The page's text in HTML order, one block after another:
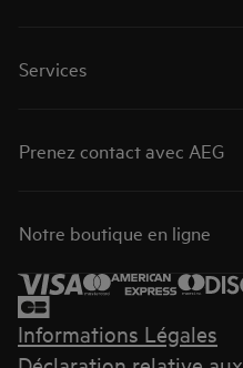
Services
Prenez contact avec AEG
Notre boutique en ligne
Informations Légales